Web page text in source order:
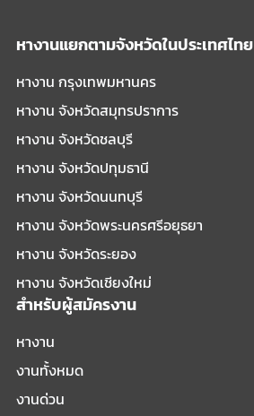
หางานแยกตามจังหวัดในประเทศไทย
หางาน กรุงเทพมหานคร
หางาน จังหวัดสมุทรปราการ
หางาน จังหวัดชลบุรี
หางาน จังหวัดปทุมธานี
หางาน จังหวัดนนทบุรี
หางาน จังหวัดพระนครศรีอยุธยา
หางาน จังหวัดระยอง
หางาน จังหวัดเชียงใหม่
สำหรับผู้สมัครงาน
หางาน
งานทั้งหมด
งานด่วน